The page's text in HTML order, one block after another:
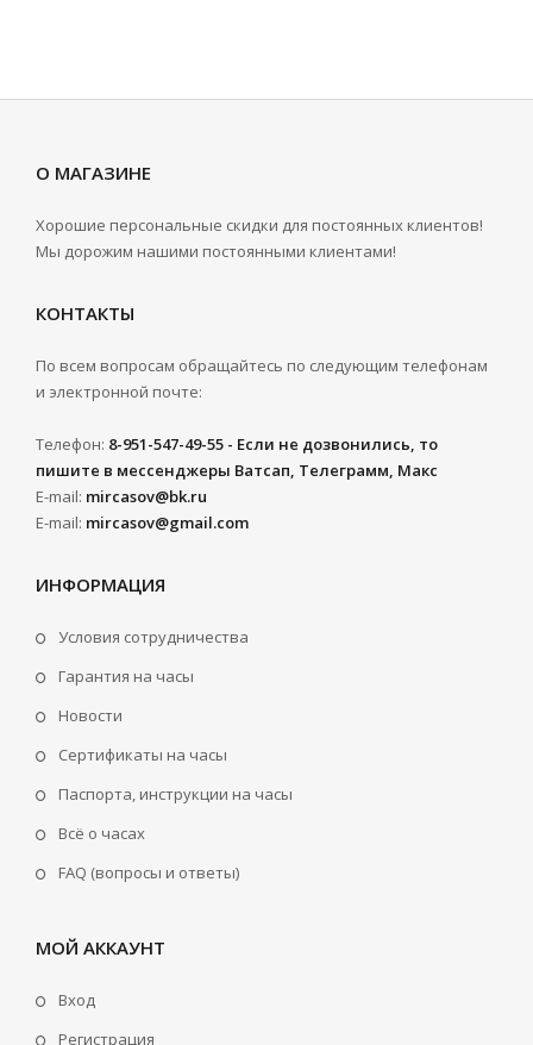
О МАГАЗИНЕ
Хорошие персональные скидки для постоянных клиентов!
Мы дорожим нашими постоянными клиентами!
КОНТАКТЫ
По всем вопросам обращайтесь по следующим телефонам
и электронной почте:
Телефон: 8-951-547-49-55 - Если не дозвонились, то
пишите в мессенджеры Ватсап, Телеграмм, Макс
E-mail: mircasov@bk.ru
E-mail: mircasov@gmail.com
ИНФОРМАЦИЯ
Условия сотрудничества
Гарантия на часы
Новости
Сертификаты на часы
Паспорта, инструкции на часы
Всё о часах
FAQ (вопросы и ответы)
МОЙ АККАУНТ
Вход
Регистрация